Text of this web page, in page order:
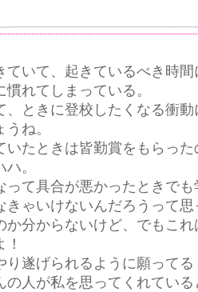
ていて、起きているべき時
れてしまっている。
ときに登校したくなる衝
ね。
たときは皆勤賞をもらっ
。
て具合が悪かったときで
ゃいけないんだろうって思
か分からないけど、でもこ
遂げられるように願ってる
の人が私を思ってくれてい